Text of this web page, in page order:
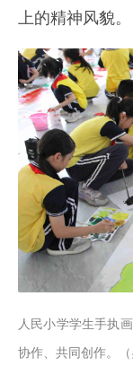
上的精神风貌。
人民小学学生手执
协作、共同创作。（